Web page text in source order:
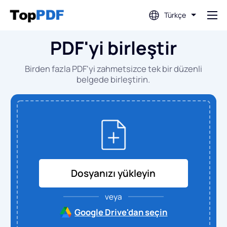
Türkçe
PDF'yi düzenle
PDF'yi birleştir
PDF'yi böl
PDF'yi sıkıştır
PDF'den Dönüştür
PDF'yi birleştir
Birden fazla PDF'yi zahmetsizce tek bir düzenli
belgede birleştirin.
Dosyanızı yükleyin
veya
Google Drive'dan seçin